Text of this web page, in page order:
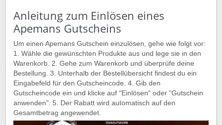
Anleitung zum Einlösen eines
Apemans Gutscheins
Um einen Apemans Gutschein einzulösen, gehe wie folgt vor:
1. Wähle die gewünschten Produkte aus und lege sie in den
Warenkorb. 2. Gehe zum Warenkorb und überprüfe deine
Bestellung. 3. Unterhalb der Bestellübersicht findest du ein
Eingabefeld für den Gutscheincode. 4. Gib den
Gutscheincode ein und klicke auf "Einlösen" oder "Gutschein
anwenden". 5. Der Rabatt wird automatisch auf den
Gesamtbetrag angewendet.